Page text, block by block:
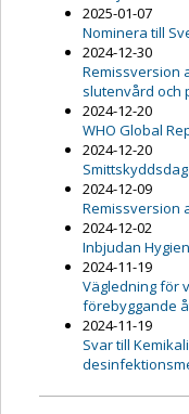
2025-01-07
Nominera till
2024-12-30
Remissversion
slutenvård och
2024-12-20
WHO Global
2024-12-20
2024-12-09
Remissversion
2024-12-02
Inbjudan
2024-11-19
Vägledning för
förebyggande
2024-11-19
Svar till